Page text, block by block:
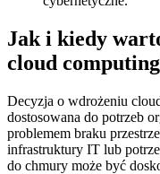
Jak i kiedy
cloud
Decyzja o wdrożeniu
dostosowana do potrzeb
problemem braku
infrastruktury IT lub
do chmury może być